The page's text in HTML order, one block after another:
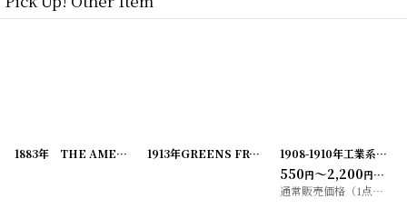
[20200324-3
1883年 THE AMERICAN GARDEN 農業系雑誌 20200324-5]
1913年GREENS FRUIT GROWER 農業系雑誌 1908-1910年工業系専門誌の広告
550円～2,200円(税込)
通常販売価格（1点）